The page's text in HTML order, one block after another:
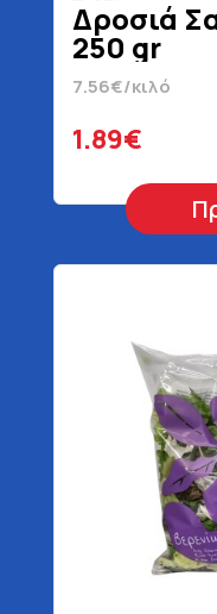
Δροσιά
250 gr
7.56€/κιλό
1.89€